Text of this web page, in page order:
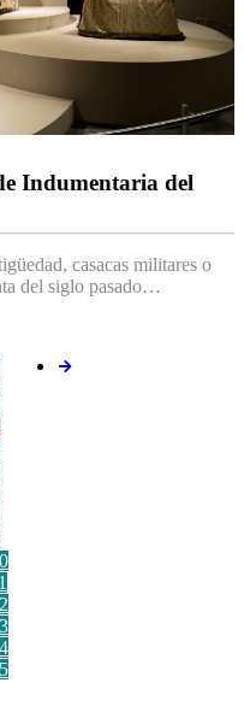
Indumentaria del
casacas militares o
del siglo pasado…